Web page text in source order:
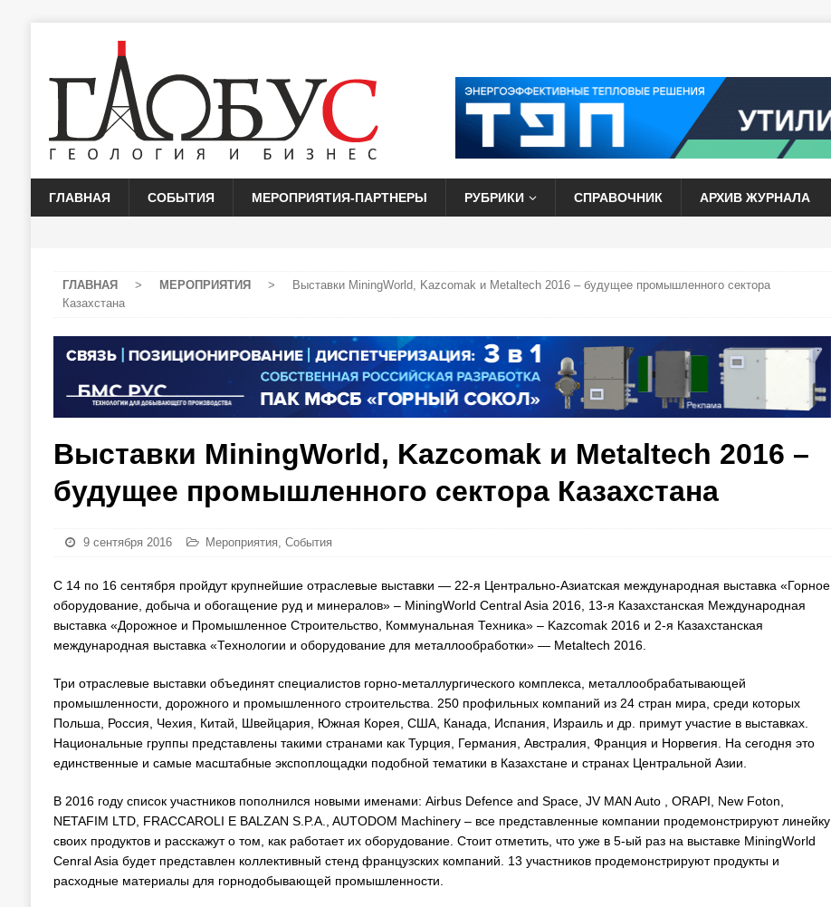
ГЛАВНАЯ СОБЫТИЯ МЕРОПРИЯТИЯ-ПАРТНЕРЫ РУБРИКИ СПРАВОЧНИК АРХИВ ЖУРНАЛА
ГЛАВНАЯ > МЕРОПРИЯТИЯ >
Выставки MiningWorld, Kazcomak и Metaltech 2016 – будущее промышленного сектора
Казахстана
Выставки MiningWorld, Kazcomak и Metaltech 2016 –
будущее промышленного сектора Казахстана
9 сентября 2016 Мероприятия, События
C 14 по 16 сентября пройдут крупнейшие отраслевые выставки — 22-я Центрально-Азиатская международная выставка «Горное
оборудование, добыча и обогащение руд и минералов» – MiningWorld Central Asia 2016, 13-я Казахстанская Международная
выставка «Дорожное и Промышленное Строительство, Коммунальная Техника» – Kazcomak 2016 и 2-я Казахстанская
международная выставка «Технологии и оборудование для металлообработки» — Metaltech 2016.
Три отраслевые выставки объединят специалистов горно-металлургического комплекса, металлообрабатывающей
промышленности, дорожного и промышленного строительства. 250 профильных компаний из 24 стран мира, среди которых
Польша, Россия, Чехия, Китай, Швейцария, Южная Корея, США, Канада, Испания, Израиль и др. примут участие в выставках.
Национальные группы представлены такими странами как Турция, Германия, Австралия, Франция и Норвегия. На сегодня это
единственные и самые масштабные экспоплощадки подобной тематики в Казахстане и странах Центральной Азии.
В 2016 году список участников пополнился новыми именами: Airbus Defence and Space, JV MAN Auto , ORAPI, New Foton,
NETAFIM LTD, FRACCAROLI E BALZAN S.P.A., AUTODOM Machinery – все представленные компании продемонстрируют линейку
своих продуктов и расскажут о том, как работает их оборудование. Стоит отметить, что уже в 5-ый раз на выставке MiningWorld
Cenral Asia будет представлен коллективный стенд французских компаний. 13 участников продемонстрируют продукты и
расходные материалы для горнодобывающей промышленности.